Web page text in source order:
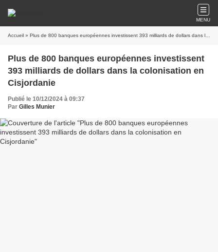
MENU
Accueil » Plus de 800 banques européennes investissent 393 milliards de dollars dans la colonisation en Cisjordanie
Plus de 800 banques européennes investissent
393 milliards de dollars dans la colonisation en
Cisjordanie
Publié le 10/12/2024 à 09:37
Par Gilles Munier